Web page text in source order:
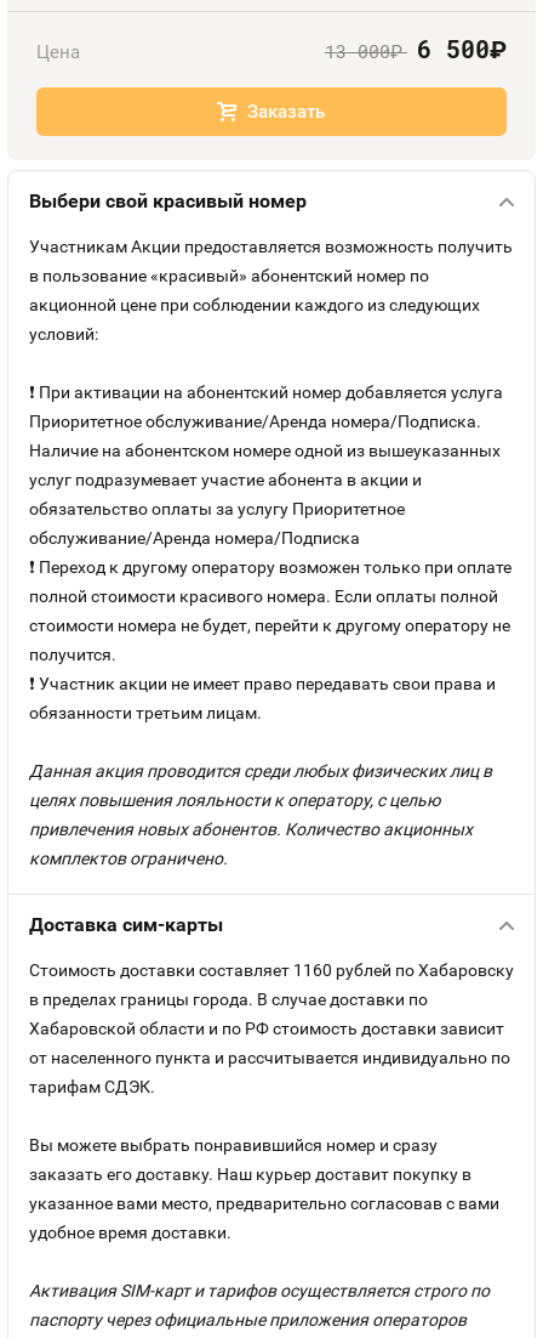
Номера
Контакты
Цена 13 000руб. 6 500руб.
Заказать
Выбери свой красивый номер
Участникам Акции предоставляется возможность получить
в пользование «красивый» абонентский номер по
акционной цене при соблюдении каждого из следующих
условий:
❗ При активации на абонентский номер добавляется услуга
Приоритетное обслуживание/Аренда номера/Подписка.
Наличие на абонентском номере одной из вышеуказанных
услуг подразумевает участие абонента в акции и
обязательство оплаты за услугу Приоритетное
обслуживание/Аренда номера/Подписка
❗ Переход к другому оператору возможен только при оплате
полной стоимости красивого номера. Если оплаты полной
стоимости номера не будет, перейти к другому оператору не
получится.
❗ Участник акции не имеет право передавать свои права и
обязанности третьим лицам.
Данная акция проводится среди любых физических лиц в
целях повышения лояльности к оператору, с целью
привлечения новых абонентов. Количество акционных
комплектов ограничено.
Доставка сим-карты
Стоимость доставки составляет 1160 рублей по Хабаровску
в пределах границы города. В случае доставки по
Хабаровской области и по РФ стоимость доставки зависит
от населенного пункта и рассчитывается индивидуально по
тарифам СДЭК.
Вы можете выбрать понравившийся номер и сразу
заказать его доставку. Наш курьер доставит покупку в
указанное вами место, предварительно согласовав с вами
удобное время доставки.
Активация SIM-карт и тарифов осуществляется строго по
паспорту через официальные приложения операторов